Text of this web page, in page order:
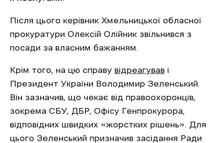
Після цього керівник Хмельницької обласної
прокуратури Олексій Олійник звільнився з
посади за власним бажанням.
Крім того, на цю справу відреагував і
Президент України Володимир Зеленський.
Він зазначив, що чекає від правоохоронців,
зокрема СБУ, ДБР, Офісу Генпрокурора,
відповідних швидких «жорстких рішень». Для
цього Зеленський призначив засідання Ради